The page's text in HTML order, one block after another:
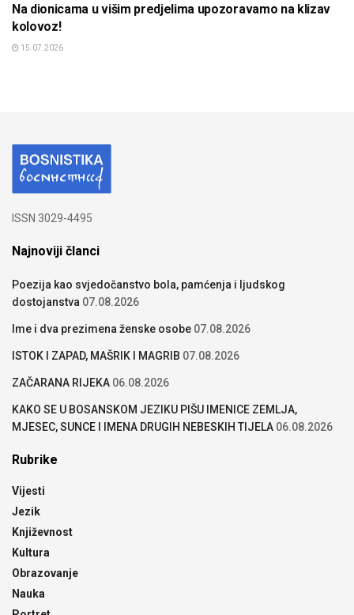
Na dionicama u višim predjelima upozoravamo na klizav
kolovoz!
15.07.2026
ISSN 3029-4495
Najnoviji članci
Poezija kao svjedočanstvo bola, pamćenja i ljudskog
dostojanstva 07.08.2026
Ime i dva prezimena ženske osobe 07.08.2026
ISTOK I ZAPAD, MAŠRIK I MAGRIB 07.08.2026
ZAČARANA RIJEKA 06.08.2026
KAKO SE U BOSANSKOM JEZIKU PIŠU IMENICE ZEMLJA,
MJESEC, SUNCE I IMENA DRUGIH NEBESKIH TIJELA 06.08.2026
Rubrike
Vijesti
Jezik
Književnost
Kultura
Obrazovanje
Nauka